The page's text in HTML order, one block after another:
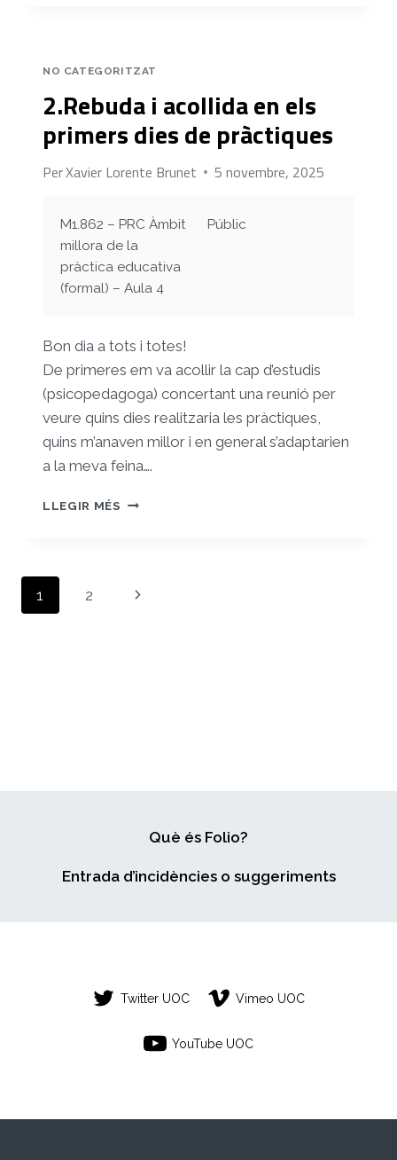
RUBIÓ
I
ORS
NO CATEGORITZAT
2.Rebuda i acollida en els
primers dies de pràctiques
PerXavier Lorente Brunet 5 novembre, 2025
M1.862 – PRC Àmbit
millora de la
pràctica educativa
(formal) – Aula 4
Públic
Bon dia a tots i totes!
De primeres em va acollir la cap d’estudis
(psicopedagoga) concertant una reunió per
veure quins dies realitzaria les pràctiques,
quins m’anaven millor i en general s’adaptarien
a la meva feina….
LLEGIR MÉS 2.REBUDA
PRIMERS
Navegació
de
1 2
Pàgina
Què és Folio?
Entrada d’incidències o suggeriments
Twitter UOC Vimeo UOC
YouTube UOC